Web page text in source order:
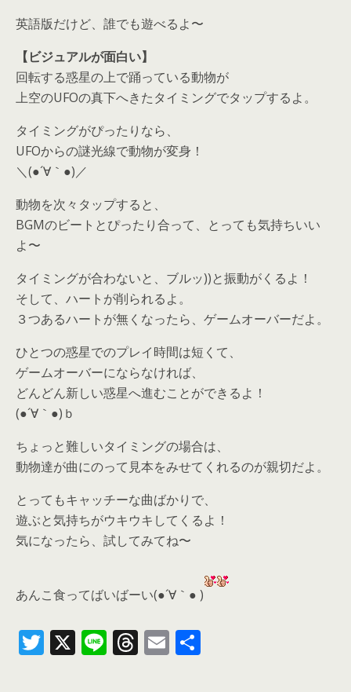
英語版だけど、誰でも遊べるよ〜
【ビジュアルが面白い】
回転する惑星の上で踊っている動物が
上空のUFOの真下へきたタイミングでタップするよ。
タイミングがぴったりなら、
UFOからの謎光線で動物が変身！
＼(●´∀｀●)／
動物を次々タップすると、
BGMのビートとぴったり合って、とっても気持ちいい
よ〜
タイミングが合わないと、ブルッ))と振動がくるよ！
そして、ハートが削られるよ。
３つあるハートが無くなったら、ゲームオーバーだよ。
ひとつの惑星でのプレイ時間は短くて、
ゲームオーバーにならなければ、
どんどん新しい惑星へ進むことができるよ！
(●´∀｀●)ｂ
ちょっと難しいタイミングの場合は、
動物達が曲にのって見本をみせてくれるのが親切だよ。
とってもキャッチーな曲ばかりで、
遊ぶと気持ちがウキウキしてくるよ！
気になったら、 試してみてね〜
あんこ食ってばいばーい(●´∀｀● )
T
w
X Li
n
T
h
E
m